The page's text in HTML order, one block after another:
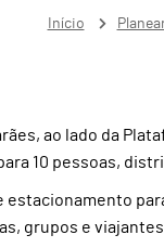
Início
ao lado da
10 pessoas,
estacionamento
grupos e